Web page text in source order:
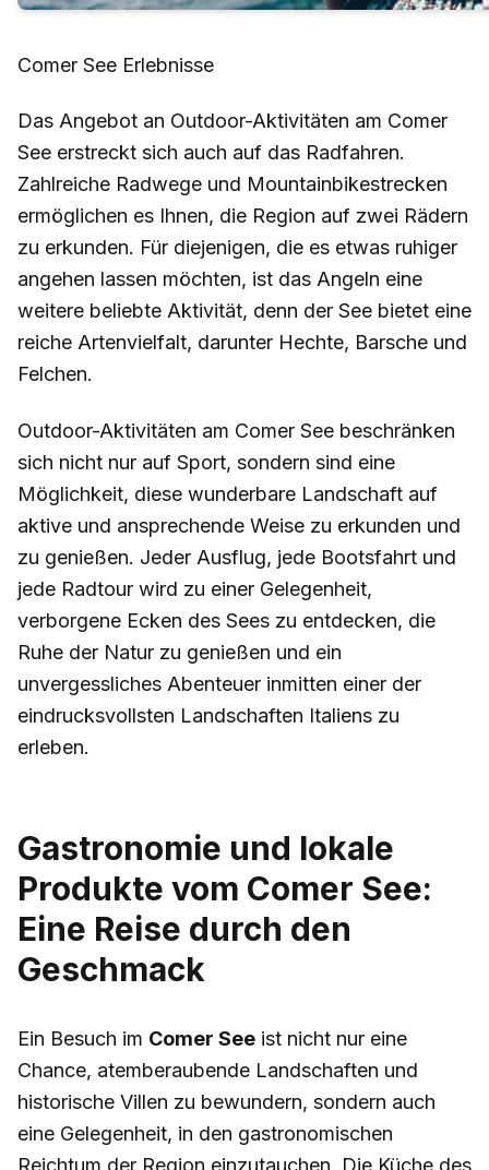
Comer See Erlebnisse
Das Angebot an Outdoor-Aktivitäten am Comer
See erstreckt sich auch auf das Radfahren.
Zahlreiche Radwege und Mountainbikestrecken
ermöglichen es Ihnen, die Region auf zwei Rädern
zu erkunden. Für diejenigen, die es etwas ruhiger
angehen lassen möchten, ist das Angeln eine
weitere beliebte Aktivität, denn der See bietet eine
reiche Artenvielfalt, darunter Hechte, Barsche und
Felchen.
Outdoor-Aktivitäten am Comer See beschränken
sich nicht nur auf Sport, sondern sind eine
Möglichkeit, diese wunderbare Landschaft auf
aktive und ansprechende Weise zu erkunden und
zu genießen. Jeder Ausflug, jede Bootsfahrt und
jede Radtour wird zu einer Gelegenheit,
verborgene Ecken des Sees zu entdecken, die
Ruhe der Natur zu genießen und ein
unvergessliches Abenteuer inmitten einer der
eindrucksvollsten Landschaften Italiens zu
erleben.
Gastronomie und lokale
Produkte vom Comer See:
Eine Reise durch den
Geschmack
Ein Besuch im Comer See ist nicht nur eine
Chance, atemberaubende Landschaften und
historische Villen zu bewundern, sondern auch
eine Gelegenheit, in den gastronomischen
Reichtum der Region einzutauchen. Die Küche des